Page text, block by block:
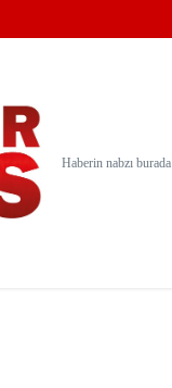
Haberin nabzı burada